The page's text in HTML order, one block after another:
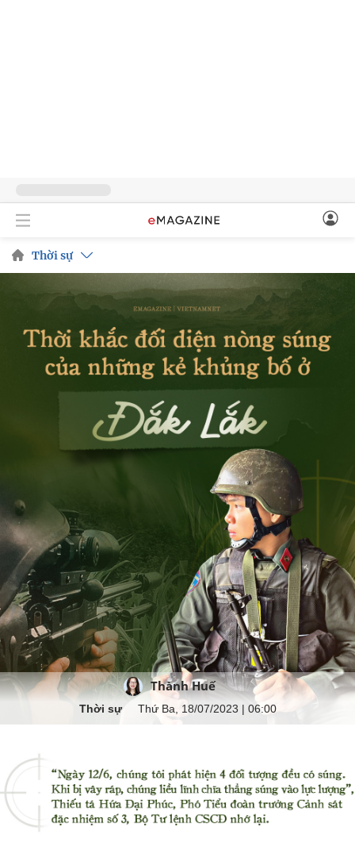
Thời sự
Thành Huế
Thời sự Thứ Ba, 18/07/2023 | 06:00